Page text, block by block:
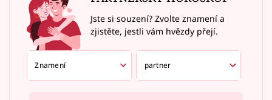
Jste si souzení? Zvolte znamení a
zjistěte, jestli vám hvězdy přejí.